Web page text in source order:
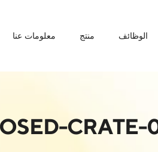
معلومات عنا منتج الوظائف
CRATE-